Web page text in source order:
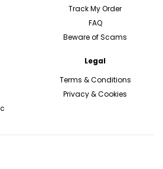
Track My Order
FAQ
Beware of Scams
Legal
Terms & Conditions
Privacy & Cookies